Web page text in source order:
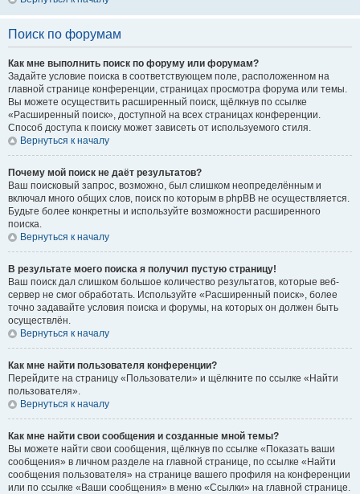
Поиск по форумам
Как мне выполнить поиск по форуму или форумам?
Задайте условие поиска в соответствующем поле, расположенном на
главной странице конференции, страницах просмотра форума или темы.
Вы можете осуществить расширенный поиск, щёлкнув по ссылке
«Расширенный поиск», доступной на всех страницах конференции.
Способ доступа к поиску может зависеть от используемого стиля.
Вернуться к началу
Почему мой поиск не даёт результатов?
Ваш поисковый запрос, возможно, был слишком неопределённым и
включал много общих слов, поиск по которым в phpBB не осуществляется.
Будьте более конкретны и используйте возможности расширенного
поиска.
Вернуться к началу
В результате моего поиска я получил пустую страницу!
Ваш поиск дал слишком большое количество результатов, которые веб-
сервер не смог обработать. Используйте «Расширенный поиск», более
точно задавайте условия поиска и форумы, на которых он должен быть
осуществлён.
Вернуться к началу
Как мне найти пользователя конференции?
Перейдите на страницу «Пользователи» и щёлкните по ссылке «Найти
пользователя».
Вернуться к началу
Как мне найти свои сообщения и созданные мной темы?
Вы можете найти свои сообщения, щёлкнув по ссылке «Показать ваши
сообщения» в личном разделе на главной странице, по ссылке «Найти
сообщения пользователя» на странице вашего профиля на конференции
или по ссылке «Ваши сообщения» в меню «Ссылки» на главной странице.